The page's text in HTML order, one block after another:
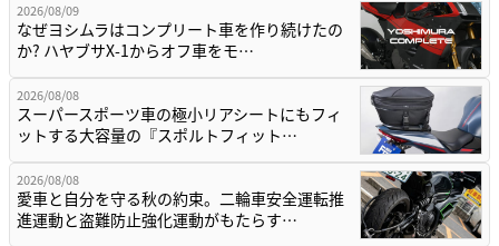
2026/08/09
なぜヨシムラはコンプリート車を作り続けたの
か? ハヤブサX-1からオフ車をモ…
2026/08/08
スーパースポーツ車の極小リアシートにもフィ
ットする大容量の『スポルトフィット…
2026/08/08
愛車と自分を守る秋の約束。二輪車安全運転推
進運動と盗難防止強化運動がもたらす…